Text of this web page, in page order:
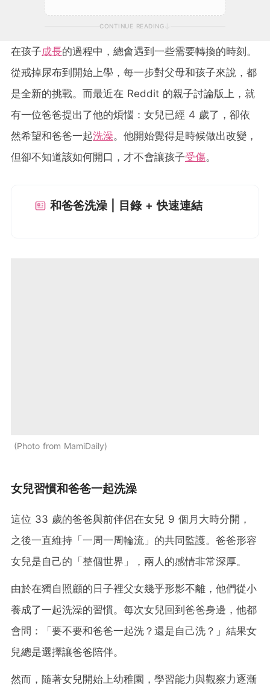
CONTINUE READING
在孩子成長的過程中，總會遇到一些需要轉換的時刻。
從戒掉尿布到開始上學，每一步對父母和孩子來說，都
是全新的挑戰。而最近在 Reddit 的親子討論版上，就
有一位爸爸提出了他的煩惱：女兒已經 4 歲了，卻依
然希望和爸爸一起洗澡。他開始覺得是時候做出改變，
但卻不知道該如何開口，才不會讓孩子受傷。
和爸爸洗澡 | 目錄 + 快速連結
Photo from MamiDaily
女兒習慣和爸爸一起洗澡
這位 33 歲的爸爸與前伴侶在女兒 9 個月大時分開，
之後一直維持「一周一周輪流」的共同監護。爸爸形容
女兒是自己的「整個世界」，兩人的感情非常深厚。
由於在獨自照顧的日子裡父女幾乎形影不離，他們從小
養成了一起洗澡的習慣。每次女兒回到爸爸身邊，他都
會問：「要不要和爸爸一起洗？還是自己洗？」結果女
兒總是選擇讓爸爸陪伴。
然而，隨著女兒開始上幼稚園，學習能力與觀察力逐漸